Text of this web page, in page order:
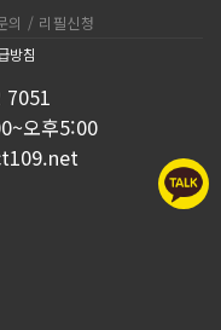
의 / 리필신청
방침
7051
오후5:00